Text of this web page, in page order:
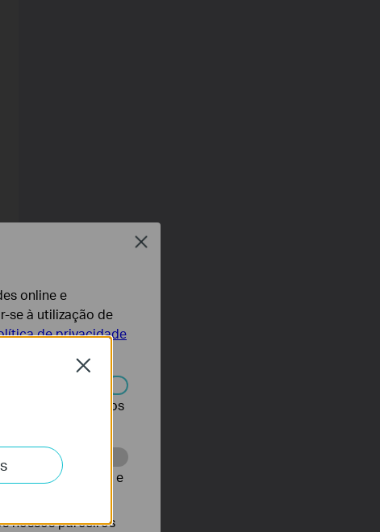
Close
online e
se à utilização de
de privacidade
desativados nos
para melhorar e
nossos parceiros
Close